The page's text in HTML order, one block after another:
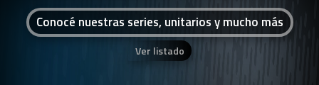
Conocé nuestras series, unitarios y mucho más
Ver listado